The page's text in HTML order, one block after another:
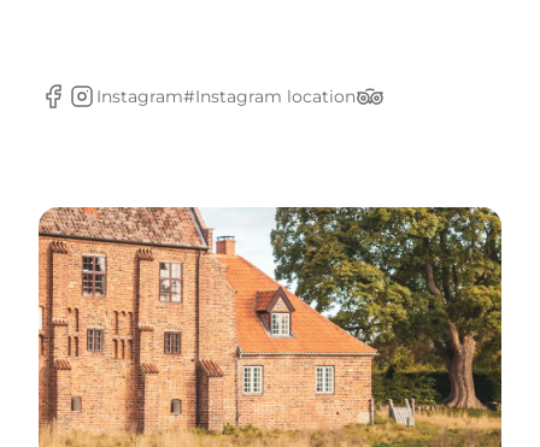
Facebook
Instagram
Instagram#Instagram location
Tripadvisor